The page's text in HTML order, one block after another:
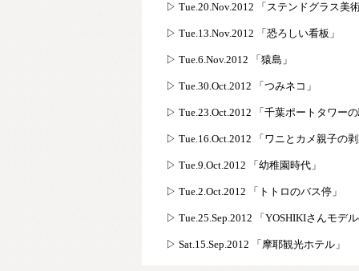
▷ Tue.20.Nov.2012 「ステンドグラス美術
▷ Tue.13.Nov.2012 「恐ろしい看板」
▷ Tue.6.Nov.2012 「猿島」
▷ Tue.30.Oct.2012 「つみネコ」
▷ Tue.23.Oct.2012 「千葉ポートタワーの
▷ Tue.16.Oct.2012 「ワニとカメ親子の剥
▷ Tue.9.Oct.2012 「幼稚園時代」
▷ Tue.2.Oct.2012 「トトロのバス停」
▷ Tue.25.Sep.2012 「YOSHIKIさんモデル
▷ Sat.15.Sep.2012 「摩耶観光ホテル」